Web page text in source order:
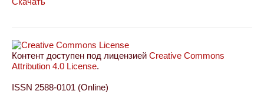
Контент доступен под лицензией Creative Commons
Attribution 4.0 License.
ISSN 2588-0101 (Online)